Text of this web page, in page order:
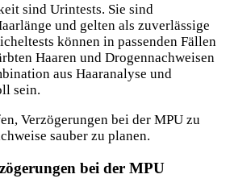
sind Urintests. Sie sind
und gelten als zuverlässige
können in passenden Fällen
Haaren und Drogennachweisen
aus Haaranalyse und
sein.
Verzögerungen bei der MPU zu
sauber zu planen.
bei der MPU